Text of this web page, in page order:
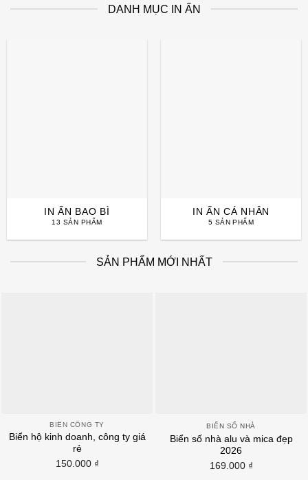
DANH MỤC IN ẤN
IN ẤN BAO BÌ
13 SẢN PHẨM
IN ẤN CÁ NHÂN
5 SẢN PHẨM
SẢN PHẨM MỚI NHẤT
BIỂN CÔNG TY
Biển hộ kinh doanh, công ty giá
rẻ
150.000 ₫
BIỂN SỐ NHÀ
Biển số nhà alu và mica đẹp
2026
169.000 ₫